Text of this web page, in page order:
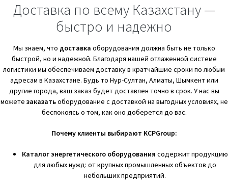
Доставка по всему Казахстану —
быстро и надежно
Мы знаем, что доставка оборудования должна быть не только
быстрой, но и надежной. Благодаря нашей отлаженной системе
логистики мы обеспечиваем доставку в кратчайшие сроки по любым
адресам в Казахстане. Будь то Нур-Султан, Алматы, Шымкент или
другие города, ваш заказ будет доставлен точно в срок. У нас вы
можете заказатьоборудование с доставкой на выгодных условиях, не
беспокоясь о том, как оно доберется до вас.
Почему клиенты выбирают KCPGroup:
Каталог энергетического оборудования содержит продукцию
для любых нужд: от крупных промышленных объектов до
небольших предприятий.